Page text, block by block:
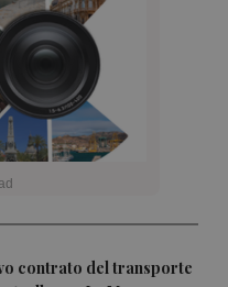
contrato del transporte